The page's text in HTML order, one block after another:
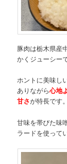
豚肉は栃木県産
かくジューシーで
ホントに美味し
ありながら心地
甘さが特長です。
甘味を帯びた味
ラードを使って